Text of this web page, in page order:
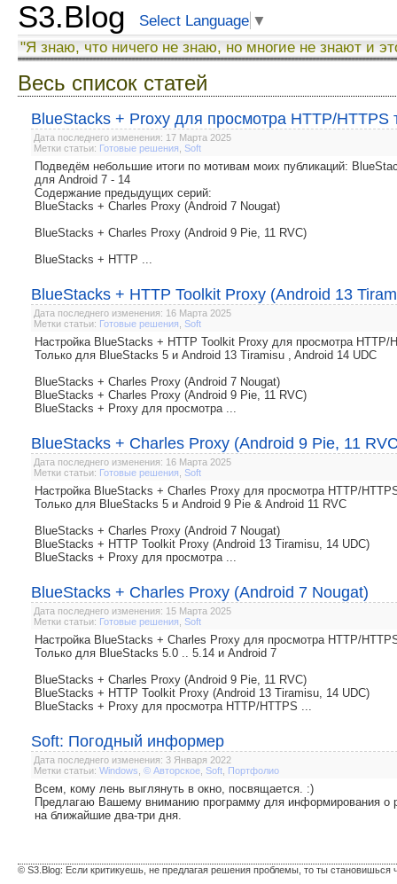
S3.Blog Select Language ▼
"Я знаю, что ничего не знаю, но многие не знают и
Весь список статей
BlueStacks + Proxy для просмотра HTTP/HTTPS
Дата последнего изменения: 17 Марта 2025
Метки статьи: Готовые решения Soft
Подведём небольшие итоги по мотивам моих публикаций:
для Android 7 - 14
Содержание предыдущих серий:
BlueStacks + Charles Proxy (Android 7 Nougat)
BlueStacks + Charles Proxy (Android 9 Pie, 11 RVC)
BlueStacks + HTTP ...
BlueStacks + HTTP Toolkit Proxy (Android 13
Дата последнего изменения: 16 Марта 2025
Метки статьи: Готовые решения Soft
Настройка BlueStacks + HTTP Toolkit Proxy для просмотра HTTP/
Только для BlueStacks 5 и Android 13 Tiramisu , Android 14 UDC
BlueStacks + Charles Proxy (Android 7 Nougat)
BlueStacks + Charles Proxy (Android 9 Pie, 11 RVC)
BlueStacks + Proxy для просмотра ...
BlueStacks + Charles Proxy (Android 9 Pie, 11
Дата последнего изменения: 16 Марта 2025
Метки статьи: Готовые решения Soft
Настройка BlueStacks + Charles Proxy для просмотра HTTP/
Только для BlueStacks 5 и Android 9 Pie & Android 11 RVC
BlueStacks + Charles Proxy (Android 7 Nougat)
BlueStacks + HTTP Toolkit Proxy (Android 13 Tiramisu, 14 UDC)
BlueStacks + Proxy для просмотра ...
BlueStacks + Charles Proxy (Android 7 Nougat)
Дата последнего изменения: 15 Марта 2025
Метки статьи: Готовые решения Soft
Настройка BlueStacks + Charles Proxy для просмотра HTTP/
Только для BlueStacks 5.0 .. 5.14 и Android 7
BlueStacks + Charles Proxy (Android 9 Pie, 11 RVC)
BlueStacks + HTTP Toolkit Proxy (Android 13 Tiramisu, 14 UDC)
BlueStacks + Proxy для просмотра HTTP/HTTPS ...
Soft: Погодный информер
Дата последнего изменения: 3 Января 2022
Метки статьи: Windows © Авторское Soft Портфолио
Всем, кому лень выглянуть в окно, посвящается. :)
Предлагаю Вашему вниманию программу для информирования о
на ближайшие два-три дня.
© S3.Blog: Если критикуешь, не предлагая решения проблемы, то ты становишься